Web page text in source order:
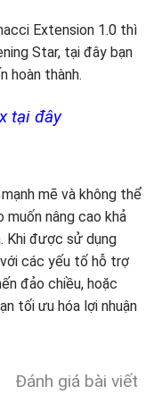
Extension 1.0 thì
Star, tại đây bạn
hoàn thành.
tại đây
mẽ và không thể
muốn nâng cao khả
Khi được sử dụng
các yếu tố hỗ trợ
đảo chiều, hoặc
tối ưu hóa lợi nhuận
Đánh giá bài viết